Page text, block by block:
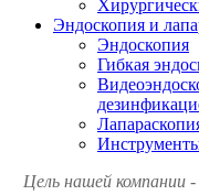
Эндоскопия и
Эндоскопия
Гибкая
Цель нашей компании